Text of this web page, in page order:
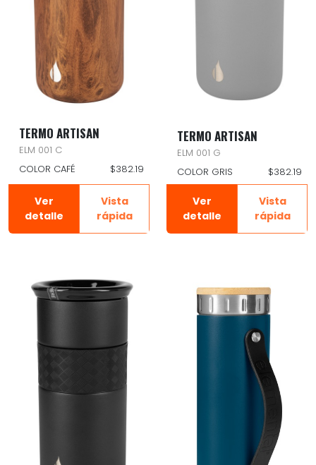
TERMO ARTISAN
ELM 001 C
COLOR CAFÉ
$382.19
Ver
detalle
Vista
rápida
TERMO ARTISAN
ELM 001 G
COLOR GRIS
$382.19
Ver
detalle
Vista
rápida